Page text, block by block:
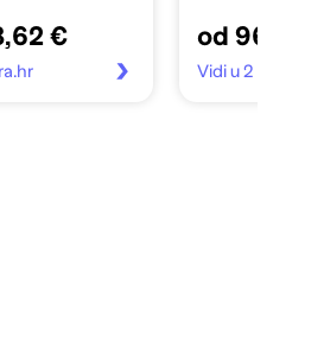
€ od 96,99
Vidi u 2 trgovine